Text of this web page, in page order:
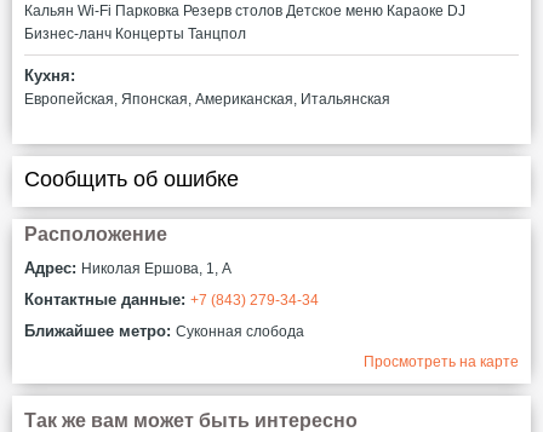
Кальян Wi-Fi Парковка Резерв столов Детское меню Караоке DJ
Бизнес-ланч Концерты Танцпол
Кухня:
Европейская, Японская, Американская, Итальянская
Сообщить об ошибке
Расположение
Адрес: Николая Ершова, 1, А
Контактные данные: +7 (843) 279-34-34
Ближайшее метро: Суконная слобода
Просмотреть на карте
Так же вам может быть интересно